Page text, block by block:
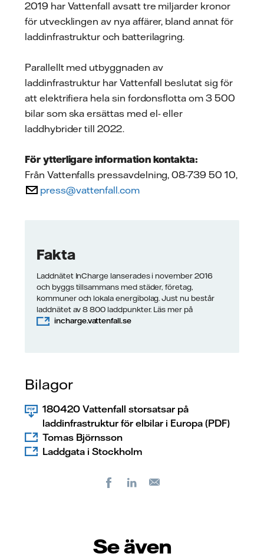
2019 har Vattenfall avsatt tre miljarder kronor
för utvecklingen av nya affärer, bland annat för
laddinfrastruktur och batterilagring.
Parallellt med utbyggnaden av
laddinfrastruktur har Vattenfall beslutat sig för
att elektrifiera hela sin fordonsflotta om 3 500
bilar som ska ersättas med el- eller
laddhybrider till 2022.
För ytterligare information kontakta:
Från Vattenfalls pressavdelning, 08-739 50 10,
press@vattenfall.com
Fakta
Laddnätet InCharge lanserades i november 2016
och byggs tillsammans med städer, företag,
kommuner och lokala energibolag. Just nu består
laddnätet av 8 800 laddpunkter. Läs mer på
incharge.vattenfall.se
Bilagor
180420 Vattenfall storsatsar på
laddinfrastruktur för elbilar i Europa (PDF)
Tomas Björnsson
Laddgata i Stockholm
FacebookLinkedIn
Se även